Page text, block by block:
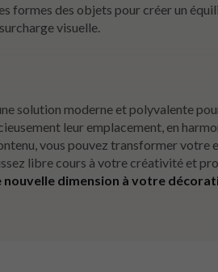
formes des objets pour créer un
visuelle.
solution moderne et polyvalente
leur emplacement, en
vous pouvez transformer votre
libre cours à votre créativité et
nouvelle dimension à votre